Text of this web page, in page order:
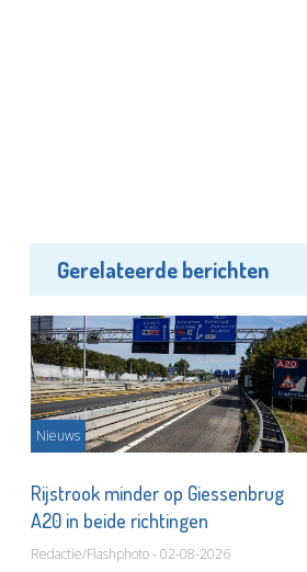
Gerelateerde berichten
Nieuws
Rijstrook minder op Giessenbrug
A20 in beide richtingen
Redactie/Flashphoto - 02-08-2026